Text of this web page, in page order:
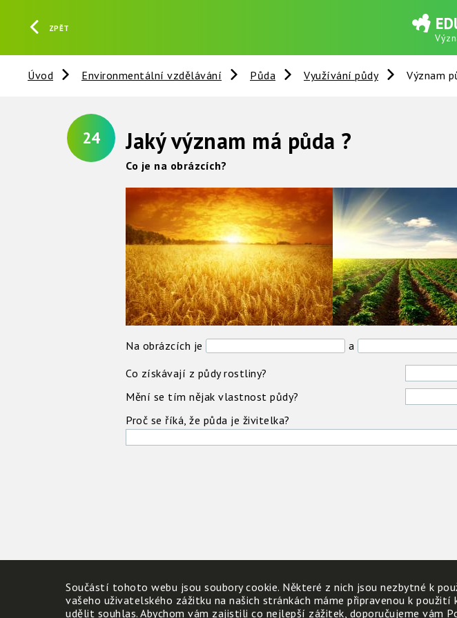
ZPĚT
Úvod Environmentální vzdělávání Půda Využívání půdy Význam
24 Jaký význam má půda ?
Co je na obrázcích?
Na obrázcích je
a
Co získávají z půdy rostliny?
Mění se tím nějak vlastnost půdy?
Proč se říká, že půda je živitelka?
Součástí tohoto webu jsou soubory cookie. Některé z nich jsou nezbytné k
vašeho uživatelského zážitku na našich stránkách máme připravenou k
udělit souhlas. Abychom vám zajistili co nejlepší zážitek, doporučujeme vám